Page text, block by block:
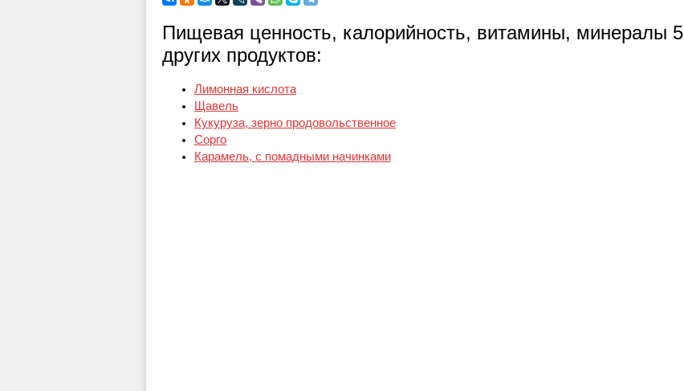
Пищевая ценность, калорийность, витамины, минералы 5
других продуктов:
Лимонная кислота
Щавель
Кукуруза, зерно продовольственное
Сорго
Карамель, с помадными начинками